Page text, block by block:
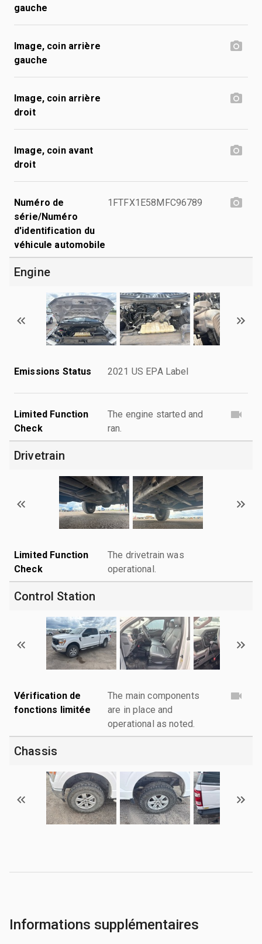
gauche
Image, coin arrière
gauche
Image, coin arrière
droit
Image, coin avant
droit
Numéro de
série/Numéro
d'identification du
véhicule automobile
1FTFX1E58MFC96789
Engine
Emissions Status 2021 US EPA Label
Limited Function
Check
The engine started and
ran.
Drivetrain
Limited Function
Check
The drivetrain was
operational.
Control Station
Vérification de
fonctions limitée
The main components
are in place and
operational as noted.
Chassis
Informations supplémentaires